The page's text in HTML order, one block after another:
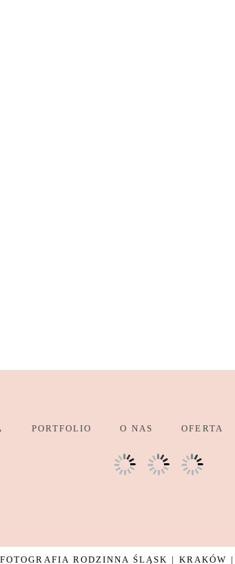
PORTFOLIO O NAS OFERTA
RODZINNA ŚLĄSK | KRAKÓW